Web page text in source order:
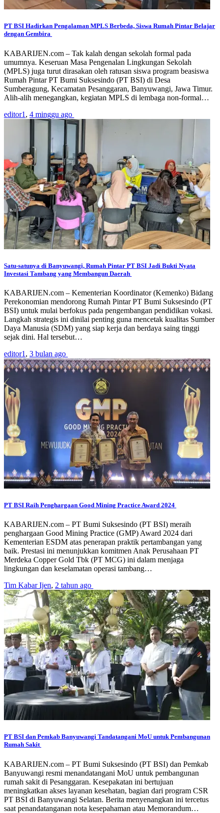
PT BSI Hadirkan Pengalaman MPLS Berbeda, Siswa Rumah Pintar Belajar
dengan Gembira
KABARIJEN.com – Tak kalah dengan sekolah formal pada
umumnya. Keseruan Masa Pengenalan Lingkungan Sekolah
(MPLS) juga turut dirasakan oleh ratusan siswa program beasiswa
Rumah Pintar PT Bumi Suksesindo (PT BSI) di Desa
Sumberagung, Kecamatan Pesanggaran, Banyuwangi, Jawa Timur.
Alih-alih menegangkan, kegiatan MPLS di lembaga non-formal…
editor1 , 4 minggu ago
Satu-satunya di Banyuwangi, Rumah Pintar PT BSI Jadi Bukti Nyata
Investasi Tambang yang Membangun Daerah
KABARIJEN.com – Kementerian Koordinator (Kemenko) Bidang
Perekonomian mendorong Rumah Pintar PT Bumi Suksesindo (PT
BSI) untuk mulai berfokus pada pengembangan pendidikan vokasi.
Langkah strategis ini dinilai penting guna mencetak kualitas Sumber
Daya Manusia (SDM) yang siap kerja dan berdaya saing tinggi
sejak dini. Hal tersebut…
editor1 , 3 bulan ago
PT BSI Raih Penghargaan Good Mining Practice Award 2024
KABARIJEN.com – PT Bumi Suksesindo (PT BSI) meraih
penghargaan Good Mining Practice (GMP) Award 2024 dari
Kementerian ESDM atas penerapan praktik pertambangan yang
baik. Prestasi ini menunjukkan komitmen Anak Perusahaan PT
Merdeka Copper Gold Tbk (PT MCG) ini dalam menjaga
lingkungan dan keselamatan operasi tambang…
Tim Kabar Ijen, 2 tahun ago
PT BSI dan Pemkab Banyuwangi Tandatangani MoU untuk Pembangunan
Rumah Sakit
KABARIJEN.com – PT Bumi Suksesindo (PT BSI) dan Pemkab
Banyuwangi resmi menandatangani MoU untuk pembangunan
rumah sakit di Pesanggaran. Kesepakatan ini bertujuan
meningkatkan akses layanan kesehatan, bagian dari program CSR
PT BSI di Banyuwangi Selatan. Berita menyenangkan ini tercetus
saat penandatanganan nota kesepahaman atau Memorandum…